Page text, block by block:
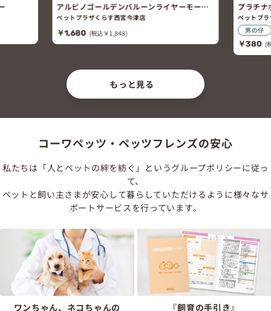
ルデンバルーンライヤーモー プラチナホワイトグッピー
ペットプラザくらす西宮今津店
￥380 (税込￥418)
もっと見る
コーワペッツ・ペッツフレンズの安心
私たちは「人とペットの絆を紡ぐ」というグループポリシーに従っ
て、
ペットと飼い主さまが安心して暮らしていただけるように様々なサ
ポートサービスを行っています。
ワンちゃん、ネコちゃんの
『飼育の手引き』